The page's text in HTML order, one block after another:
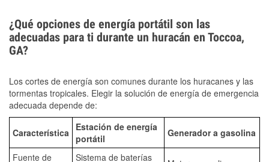
¿Qué opciones de energía portátil son las
adecuadas para ti durante un huracán en Toccoa,
GA?
Los cortes de energía son comunes durante los huracanes y las
tormentas tropicales. Elegir la solución de energía de emergencia
adecuada depende de:
Característica
Estación de energía
portátil
Generador a gasolina
Fuente de Sistema de baterías